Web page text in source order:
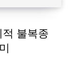
적 불복종